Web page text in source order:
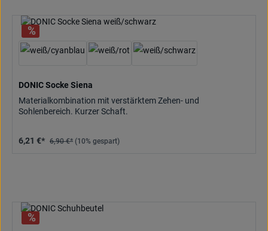
DONIC Socke Siena
Materialkombination mit verstärktem Zehen- und
Sohlenbereich. Kurzer Schaft.
6,21 €* 6,90 €* (10% gespart)